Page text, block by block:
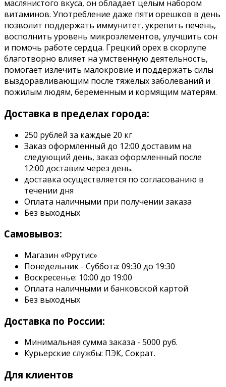
маслянистого вкуса, он обладает целым набором
витаминов. Употребление даже пяти орешков в день
позволит поддержать иммунитет, укрепить печень,
восполнить уровень микроэлементов, улучшить сон
и помочь работе сердца. Грецкий орех в скорлупе
благотворно влияет на умственную деятельность,
помогает излечить малокровие и поддержать силы
выздоравливающим после тяжёлых заболеваний и
пожилым людям, беременным и кормящим матерям.
Доставка в пределах города:
250 рублей за каждые 20 кг
Заказ оформленный до 12:00 доставим на
следующий день, заказ оформленный после
12:00 доставим через день.
доставка осуществляется по согласованию в
течении дня
Оплата наличными при получении заказа
Без выходных
Самовывоз:
Магазин «Фрутис»
Понедельник - Суббота: 09:30 до 19:30
Воскресенье: 10:00 до 19:00
Оплата наличными и банковской картой
Без выходных
Доставка по России:
Минимальная сумма заказа - 5000 руб.
Курьерские службы: ПЭК, Сократ.
Для клиентов